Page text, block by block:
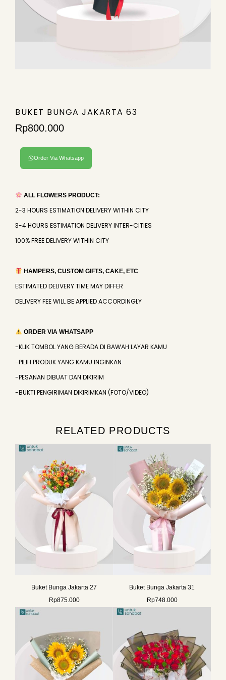
BUKET BUNGA JAKARTA 63
Rp800.000
Order Via Whatsapp
ALL FLOWERS PRODUCT:
2-3 HOURS ESTIMATION DELIVERY WITHIN CITY
3-4 HOURS ESTIMATION DELIVERY INTER-CITIES
100% FREE DELIVERY WITHIN CITY
HAMPERS, CUSTOM GIFTS, CAKE, ETC
ESTIMATED DELIVERY TIME MAY DIFFER
DELIVERY FEE WILL BE APPLIED ACCORDINGLY
ORDER VIA WHATSAPP
-KLIK TOMBOL YANG BERADA DI BAWAH LAYAR KAMU
-PILIH PRODUK YANG KAMU INGINKAN
-PESANAN DIBUAT DAN DIKIRIM
-BUKTI PENGIRIMAN DIKIRIMKAN (FOTO/VIDEO)
RELATED PRODUCTS
Buket Bunga Jakarta 27
Rp875.000
Buket Bunga Jakarta 31
Rp748.000